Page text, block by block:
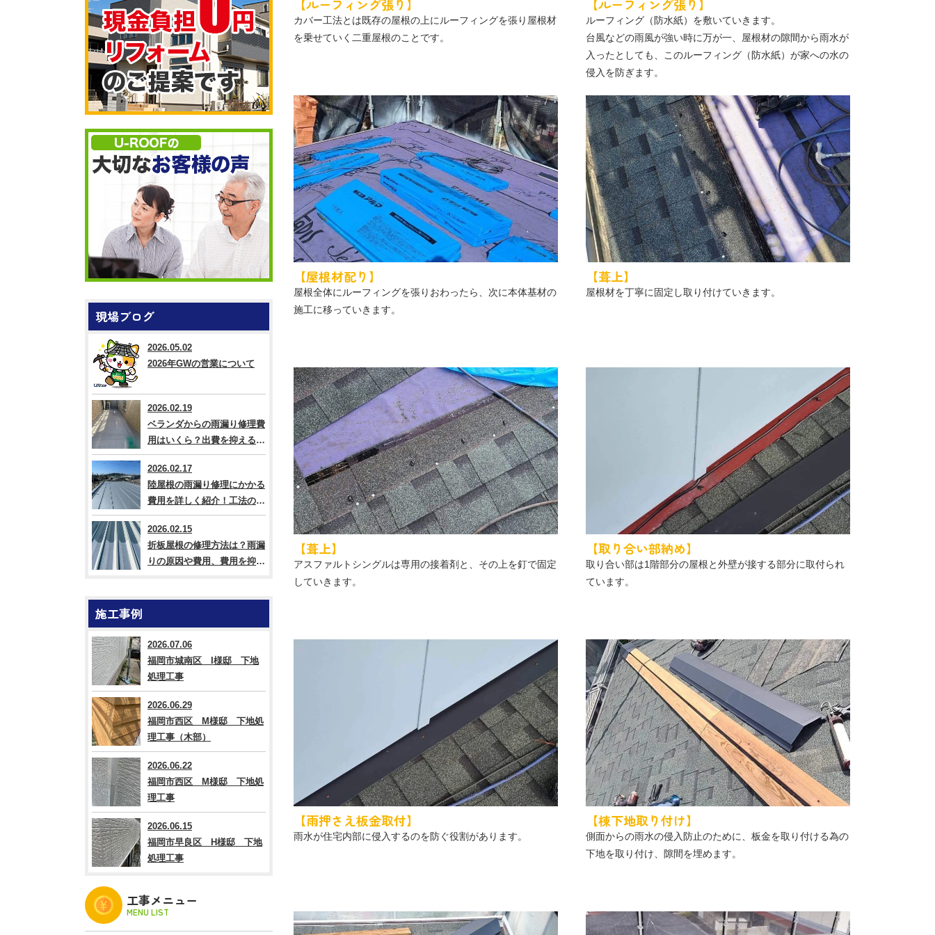
【ルーフィング張り】
カバー工法とは既存の屋根の上にルーフィングを張り屋根材
を乗せていく二重屋根のことです。
【ルーフィング張り】
ルーフィング（防水紙）を敷いていきます。
台風などの雨風が強い時に万が一、屋根材の隙間から雨水が
入ったとしても、このルーフィング（防水紙）が家への水の
侵入を防ぎます。
【屋根材配り】
屋根全体にルーフィングを張りおわったら、次に本体基材の
施工に移っていきます。
【葺上】
屋根材を丁寧に固定し取り付けていきます。
【葺上】
アスファルトシングルは専用の接着剤と、その上を釘で固定
していきます。
【取り合い部納め】
取り合い部は1階部分の屋根と外壁が接する部分に取付られ
ています。
【雨押さえ板金取付】
雨水が住宅内部に侵入するのを防ぐ役割があります。
【棟下地取り付け】
側面からの雨水の侵入防止のために、板金を取り付ける為の
下地を取り付け、隙間を埋めます。
現場ブログ
2026.05.02
2026年GWの営業について
2026.02.19
ベランダからの雨漏り修理費
用はいくら？出費を抑える方
法なども解説
2026.02.17
陸屋根の雨漏り修理にかかる
費用を詳しく紹介！工法の違
いも解説
2026.02.15
折板屋根の修理方法は？雨漏
りの原因や費用、費用を抑え
施工事例
2026.07.06
福岡市城南区 I様邸 下地
処理工事
2026.06.29
福岡市西区 M様邸 下地処
理工事（木部）
2026.06.22
福岡市西区 M様邸 下地処
理工事
2026.06.15
福岡市早良区 H様邸 下地
処理工事
工事メニュー
MENU LIST